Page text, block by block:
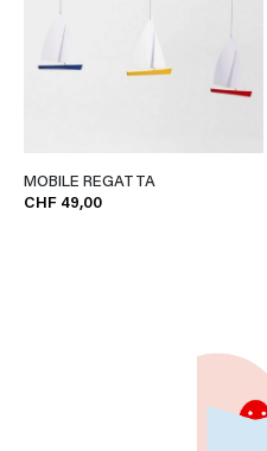
MOBILE REGATTA
CHF 49,00